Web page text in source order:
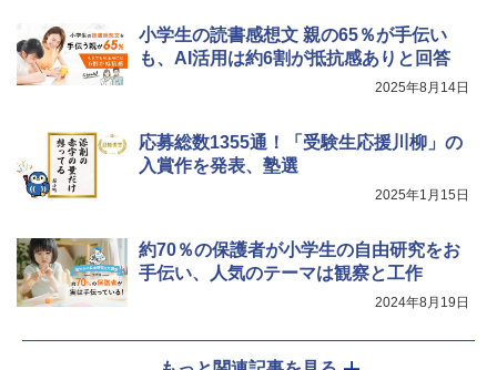
小学生の読書感想文 親の65％が手伝い
も、AI活用は約6割が抵抗感ありと回答
2025年8月14日
応募総数1355通！「受験生応援川柳」の
入賞作を発表、塾選
2025年1月15日
約70％の保護者が小学生の自由研究をお
手伝い、人気のテーマは観察と工作
2024年8月19日